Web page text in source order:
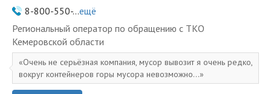
8-800-550-...ещё
Региональный оператор по обращению с ТКО
Кемеровской области
Очень не серьёзная компания, мусор вывозит я очень редко,
вокруг контейнеров горы мусора невозможно...